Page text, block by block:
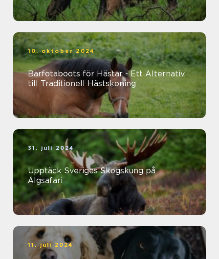
10. oktober 2024
Barfotaboots för Hästar - Ett Alternativ
till Traditionell Hästskoning
31. juli 2024
Upptäck Sveriges Skogskung på
Älgsafari
11. juli 2024